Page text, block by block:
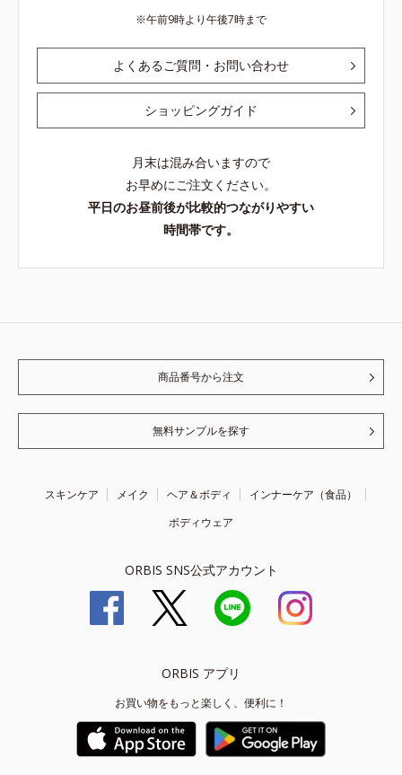
午前9時より午後7時まで
よくあるご質問・お問い合わせ
ショッピングガイド
月末は混み合いますので
お早めにご注文ください。
平日のお昼前後が比較的つながりやすい
時間帯です。
商品番号から注文
無料サンプルを探す
スキンケア メイク ヘア＆ボディ
インナーケア（食品）
ボディウェア
ORBIS SNS公式アカウント
ORBIS アプリ
お買い物をもっと楽しく、便利に！